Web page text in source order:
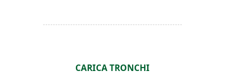
CARICA TRONCHI